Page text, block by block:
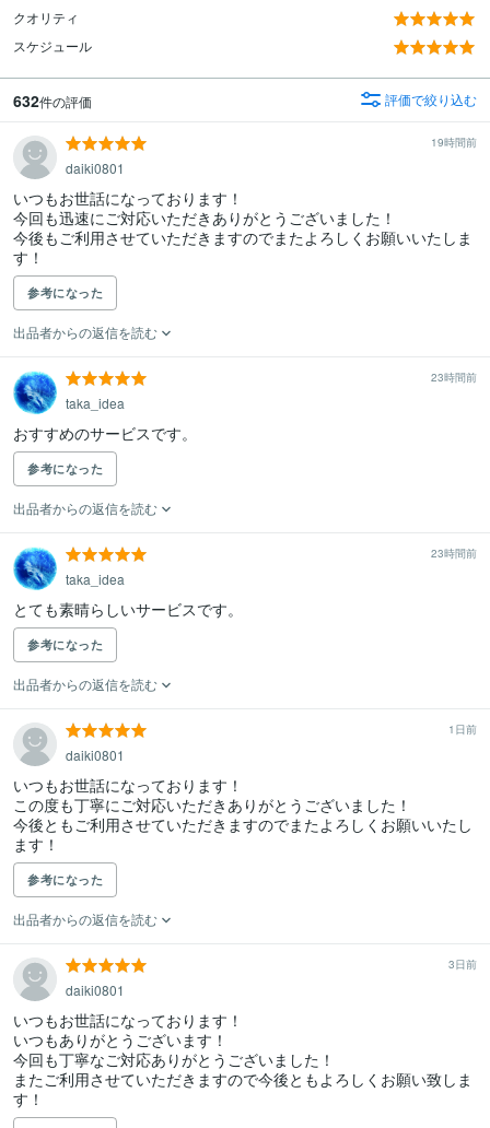
クオリティ
スケジュール
632件の評価 評価で絞り込む
19時間前
daiki0801
いつもお世話になっております！
今回も迅速にご対応いただきありがとうございました！
今後もご利用させていただきますのでまたよろしくお願いいたしま
す！
参考になった
出品者からの返信を読む
23時間前
taka_idea
おすすめのサービスです。
参考になった
出品者からの返信を読む
23時間前
taka_idea
とても素晴らしいサービスです。
参考になった
出品者からの返信を読む
1日前
daiki0801
いつもお世話になっております！
この度も丁寧にご対応いただきありがとうございました！
今後ともご利用させていただきますのでまたよろしくお願いいたし
ます！
参考になった
出品者からの返信を読む
3日前
daiki0801
いつもお世話になっております！
いつもありがとうございます！
今回も丁寧なご対応ありがとうございました！
またご利用させていただきますので今後ともよろしくお願い致しま
す！